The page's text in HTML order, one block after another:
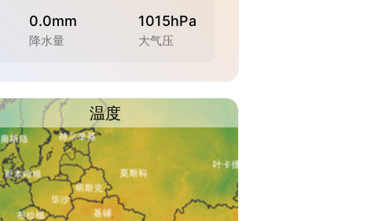
0.0mm
降水量
1015hPa
大气压
温度